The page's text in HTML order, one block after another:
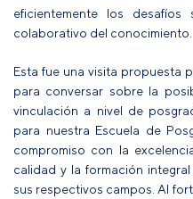
eficientemente los desafíos
colaborativo del conocimiento.
Esta fue una visita propuesta
para conversar sobre la
vinculación a nivel de
para nuestra Escuela de
compromiso con la
calidad y la formación
sus respectivos campos. Al